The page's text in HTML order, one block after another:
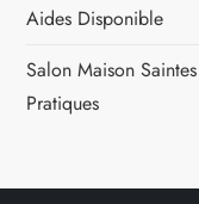
e
l
’
Aides Disponible
Salon Maison
Pratiques